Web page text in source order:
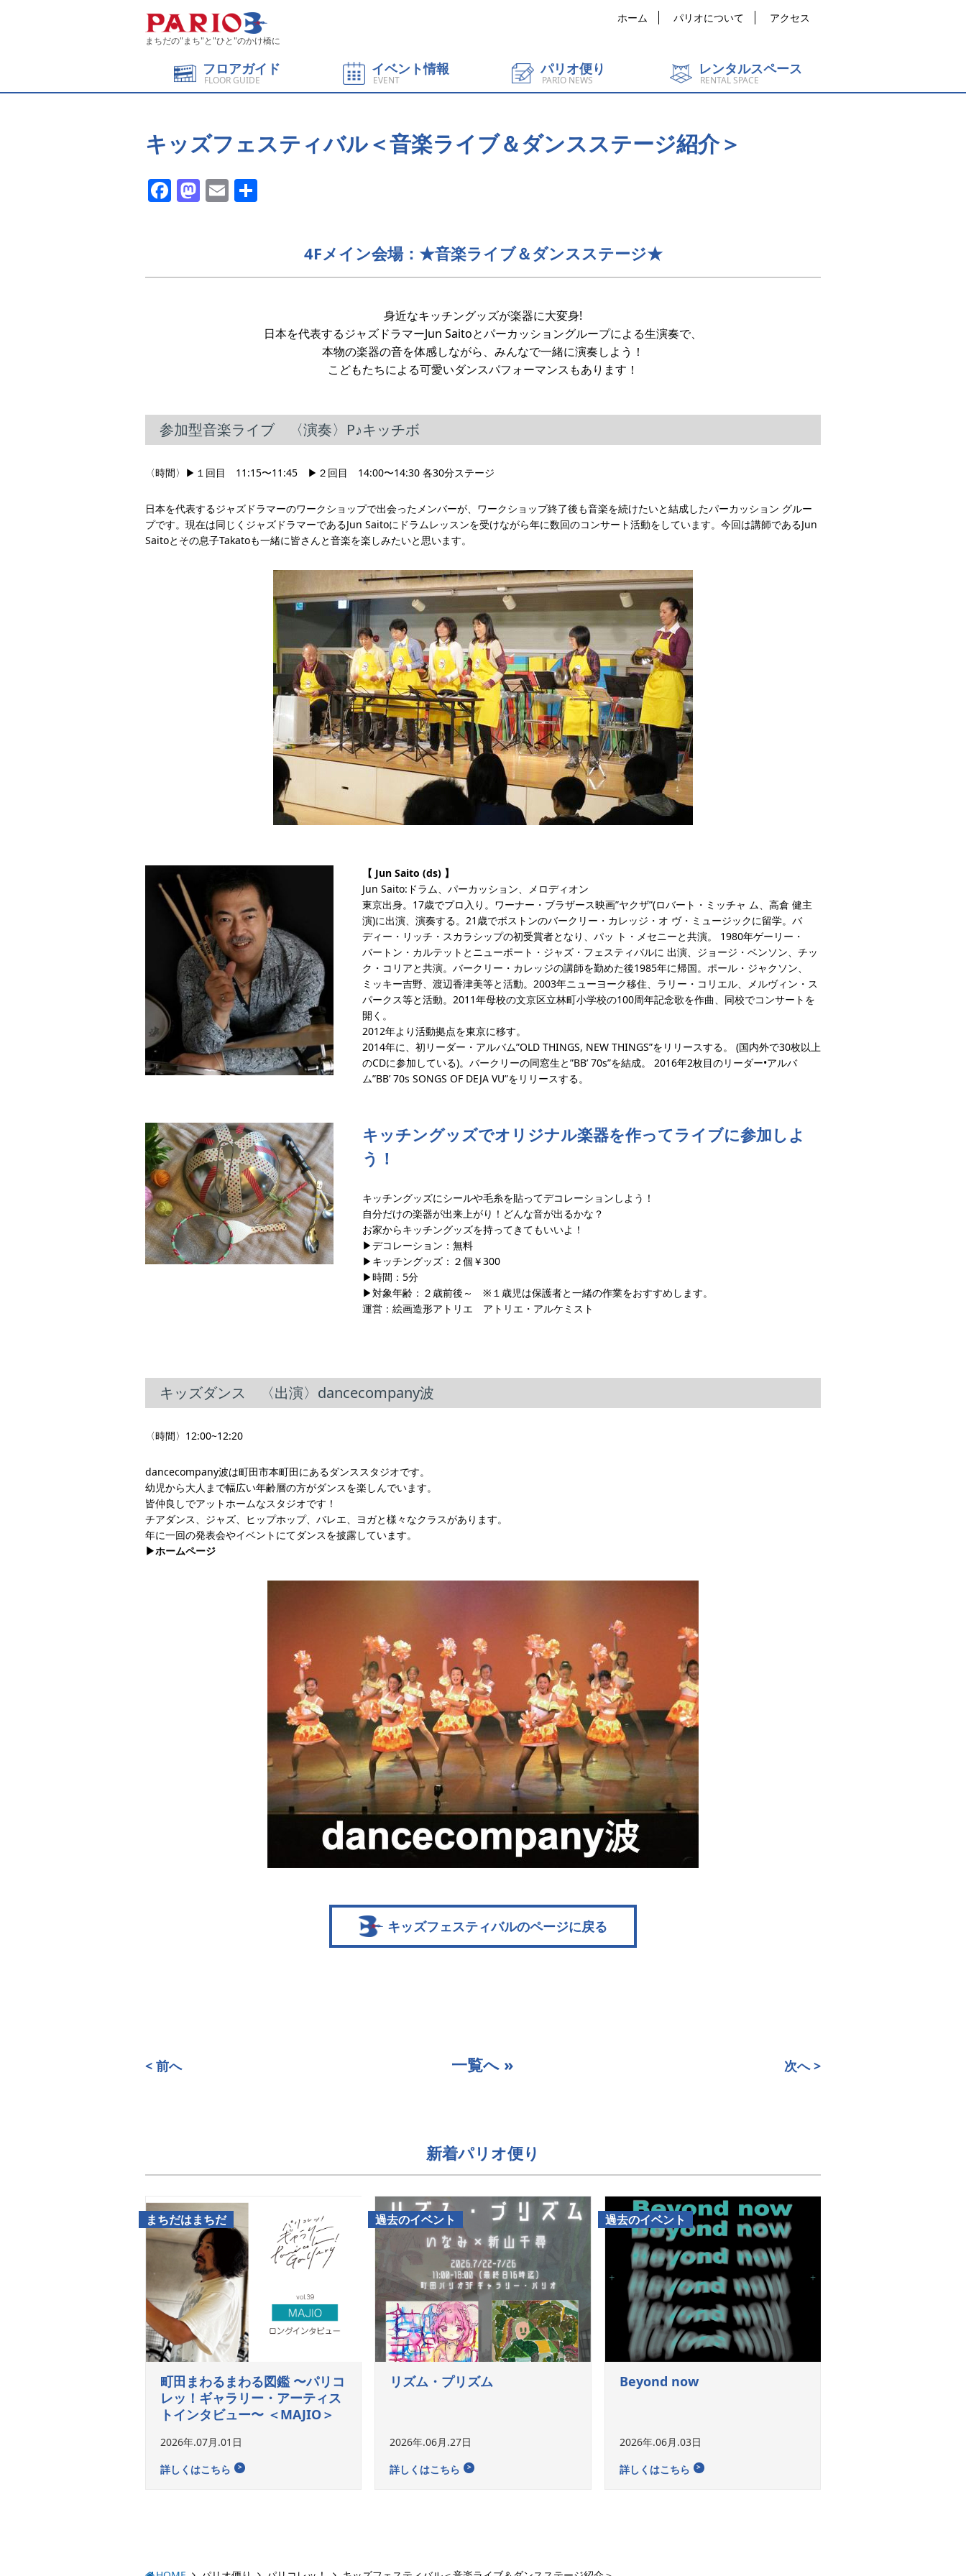
まちだの"まち"と"ひと"のかけ橋に
ホーム パリオについて アクセス
フロアガイド
FLOOR GUIDE
イベント情報
EVENT
パリオ便り
PARIO NEWS
レンタルスペース
RENTAL SPACE
キッズフェスティバル＜音楽ライブ＆ダンスステージ紹介＞
Facebook
Mastodon
Email
4Fメイン会場：★音楽ライブ＆ダンスステージ★
身近なキッチングッズが楽器に大変身!
日本を代表するジャズドラマーJun Saitoとパーカッショングループによる生演奏で、
本物の楽器の音を体感しながら、みんなで一緒に演奏しよう！
こどもたちによる可愛いダンスパフォーマンスもあります！
参加型音楽ライブ 〈演奏〉P♪キッチボ
〈時間〉▶︎１回目 11:15〜11:45 ▶︎２回目 14:00〜14:30 各30分ステージ
日本を代表するジャズドラマーのワークショップで出会ったメンバーが、ワークショップ終了後も音楽を続けたいと結成したパーカッション グルー
プです。現在は同じくジャズドラマーであるJun Saitoにドラムレッスンを受けながら年に数回のコンサート活動をしています。今回は講師であるJun
Saitoとその息子Takatoも一緒に皆さんと音楽を楽しみたいと思います。
【 Jun Saito (ds) 】
Jun Saito:ドラム、パーカッション、メロディオン
東京出身。17歳でプロ入り。ワーナー・ブラザース映画”ヤクザ”(ロバート・ミッチャ ム、高倉 健主
演)に出演、演奏する。21歳でボストンのバークリー・カレッジ・オ ヴ・ミュージックに留学。バ
ディー・リッチ・スカラシップの初受賞者となり、パッ ト・メセニーと共演。 1980年ゲーリー・
バートン・カルテットとニューポート・ジャズ・フェスティバルに 出演、ジョージ・ベンソン、チッ
ク・コリアと共演。バークリー・カレッジの講師を勤めた後1985年に帰国。ポール・ジャクソン、
ミッキー吉野、渡辺香津美等と活動。2003年ニューヨーク移住、ラリー・コリエル、メルヴィン・ス
パークス等と活動。2011年母校の文京区立林町小学校の100周年記念歌を作曲、同校でコンサートを
開く。
2012年より活動拠点を東京に移す。
2014年に、初リーダー・アルバム”OLD THINGS, NEW THINGS”をリリースする。 (国内外で30枚以上
のCDに参加している)。バークリーの同窓生と”BB’ 70s”を結成。 2016年2枚目のリーダー•アルバ
ム”BB’ 70s SONGS OF DEJA VU”をリリースする。
キッチングッズでオリジナル楽器を作ってライブに参加しよ
う！
キッチングッズにシールや毛糸を貼ってデコレーションしよう！
自分だけの楽器が出来上がり！どんな音が出るかな？
お家からキッチングッズを持ってきてもいいよ！
▶︎デコレーション：無料
▶︎キッチングッズ：２個￥300
▶︎時間：5分
▶︎対象年齢：２歳前後～ ※１歳児は保護者と一緒の作業をおすすめします。
運営：絵画造形アトリエ アトリエ・アルケミスト
キッズダンス 〈出演〉dancecompany波
〈時間〉12:00~12:20
dancecompany波は町田市本町田にあるダンススタジオです。
幼児から大人まで幅広い年齢層の方がダンスを楽しんでいます。
皆仲良しでアットホームなスタジオです！
チアダンス、ジャズ、ヒップホップ、バレエ、ヨガと様々なクラスがあります。
年に一回の発表会やイベントにてダンスを披露しています。
▶︎ホームページ
キッズフェスティバルのページに戻る
< 前へ 一覧へ » 次へ >
新着パリオ便り
まちだはまちだ
町田まわるまわる図鑑 〜パリコ
レッ！ギャラリー・アーティス
トインタビュー〜 ＜MAJIO＞
2026年.07月.01日
詳しくはこちら
過去のイベント
リズム・プリズム
2026年.06月.27日
詳しくはこちら
過去のイベント
Beyond now
2026年.06月.03日
詳しくはこちら